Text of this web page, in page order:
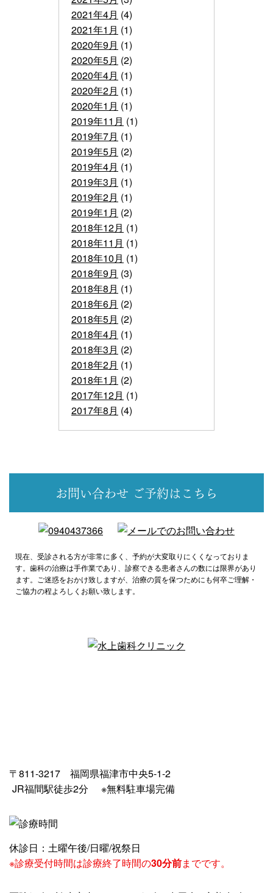
2021年4月 (4)
2021年1月 (1)
2020年9月 (1)
2020年5月 (2)
2020年4月 (1)
2020年2月 (1)
2020年1月 (1)
2019年11月 (1)
2019年7月 (1)
2019年5月 (2)
2019年4月 (1)
2019年3月 (1)
2019年2月 (1)
2019年1月 (2)
2018年12月 (1)
2018年11月 (1)
2018年10月 (1)
2018年9月 (3)
2018年8月 (1)
2018年6月 (2)
2018年5月 (2)
2018年4月 (1)
2018年3月 (2)
2018年2月 (1)
2018年1月 (2)
2017年12月 (1)
2017年8月 (4)
お問い合わせ ご予約はこちら
現在、受診される方が非常に多く、予約が大変取りにくくなっておりま
す。歯科の治療は手作業であり、診察できる患者さんの数には限界があり
ます。ご迷惑をおかけ致しますが、治療の質を保つためにも何卒ご理解・
ご協力の程よろしくお願い致します。
〒811-3217 福岡県福津市中央5-1-2
JR福間駅徒歩2分
※無料駐車場完備
休診日：土曜午後/日曜/祝祭日
※診療受付時間は診療終了時間の30分前までです。